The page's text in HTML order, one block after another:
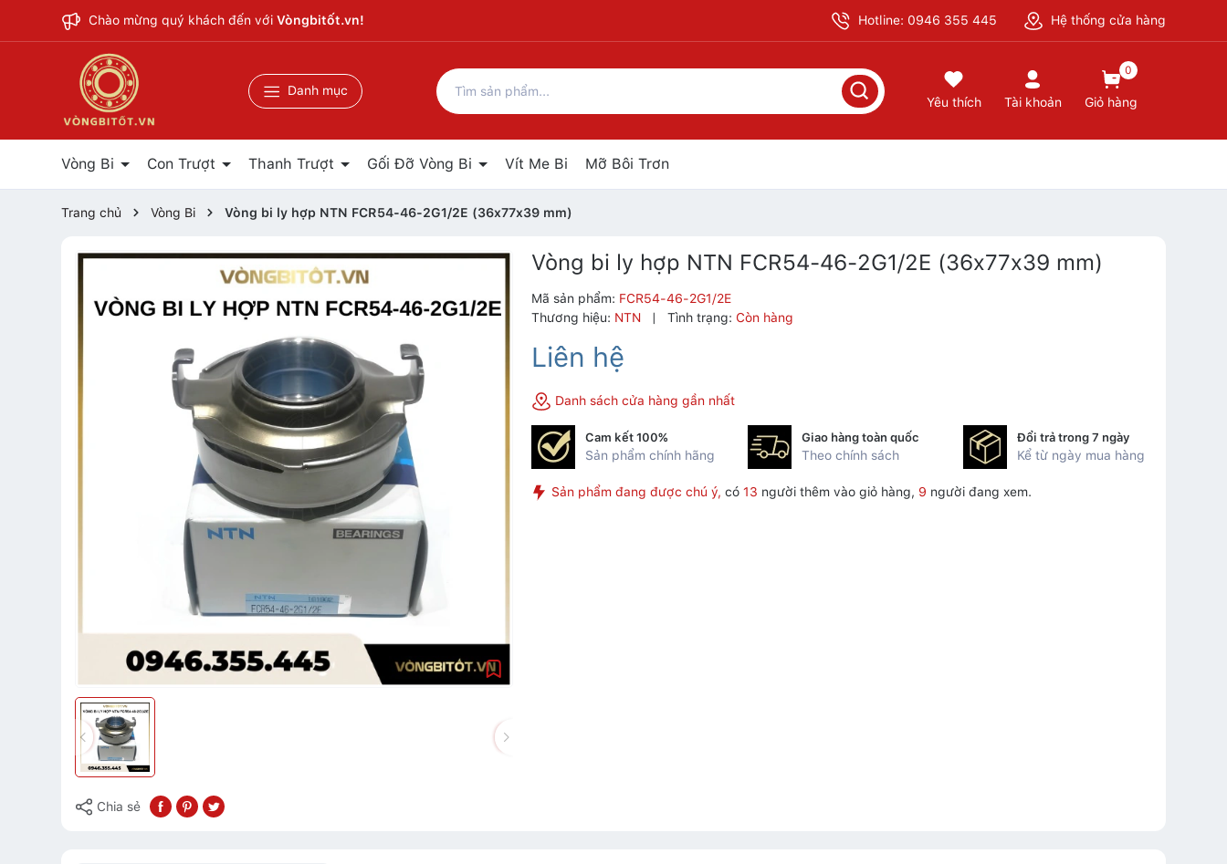
Chào mừng quý khách đến với Vòngbitốt.vn! Hotline: 0946 355 445 Hệ thống cửa hàng
Danh mục
Yêu thích Tài khoản
0
Giỏ hàng
Vòng Bi Con Trượt Thanh Trượt Gối Đỡ Vòng Bi Vít Me Bi Mỡ Bôi Trơn
Trang chủ Vòng Bi Vòng bi ly hợp NTN FCR54-46-2G1/2E (36x77x39 mm)
Chia sẻ
Vòng bi ly hợp NTN FCR54-46-2G1/2E (36x77x39 mm)
Mã sản phẩm: FCR54-46-2G1/2E
Thương hiệu: NTN | Tình trạng: Còn hàng
Liên hệ
Danh sách cửa hàng gần nhất
Cam kết 100%
Sản phẩm chính hãng
Giao hàng toàn quốc
Theo chính sách
Đổi trả trong 7 ngày
Kể từ ngày mua hàng
Sản phẩm đang được chú ý, có 13 người thêm vào giỏ hàng, 9 người đang xem.